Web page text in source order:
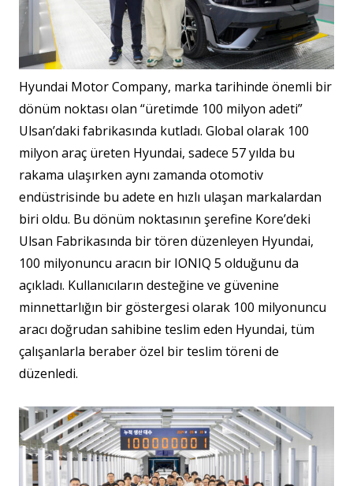
Hyundai Motor Company, marka tarihinde önemli bir
dönüm noktası olan “üretimde 100 milyon adeti”
Ulsan’daki fabrikasında kutladı. Global olarak 100
milyon araç üreten Hyundai, sadece 57 yılda bu
rakama ulaşırken aynı zamanda otomotiv
endüstrisinde bu adete en hızlı ulaşan markalardan
biri oldu. Bu dönüm noktasının şerefine Kore’deki
Ulsan Fabrikasında bir tören düzenleyen Hyundai,
100 milyonuncu aracın bir IONIQ 5 olduğunu da
açıkladı. Kullanıcıların desteğine ve güvenine
minnettarlığın bir göstergesi olarak 100 milyonuncu
aracı doğrudan sahibine teslim eden Hyundai, tüm
çalışanlarla beraber özel bir teslim töreni de
düzenledi.